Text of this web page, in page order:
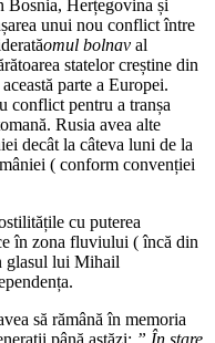
Bosnia, Herțegovina și
unui nou conflict între
omul bolnav al
statelor creștine din
parte a Europei.
conflict pentru a tranșa
Rusia avea alte
decât la câteva luni de la
( conform convenției
cu puterea
în zona fluviului ( încă din
glasul lui Mihail
să rămână în memoria
până astăzi: ” În stare